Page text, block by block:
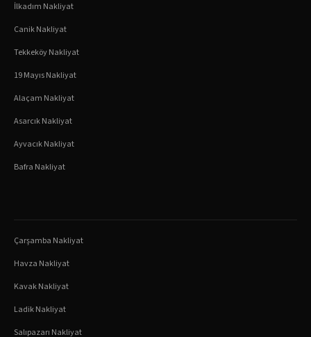
İlkadım Nakliyat
CanikNakliyat
TekkeköyNakliyat
19 MayısNakliyat
Alaçam Nakliyat
AsarcıkNakliyat
AyvacıkNakliyat
Bafra Nakliyat
Çarşamba Nakliyat
Havza Nakliyat
KavakNakliyat
LadikNakliyat
Salıpazarı Nakliyat